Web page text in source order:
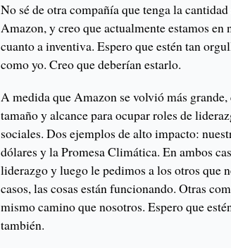
No sé de otra compañía que tenga la
Amazon, y creo que actualmente estamos
cuanto a inventiva. Espero que estén tan
como yo. Creo que deberían estarlo.
A medida que Amazon se volvió más
tamaño y alcance para ocupar roles de
sociales. Dos ejemplos de alto impacto:
dólares y la Promesa Climática. En ambos
liderazgo y luego le pedimos a los otros que
casos, las cosas están funcionando. Otras
mismo camino que nosotros. Espero que
también.